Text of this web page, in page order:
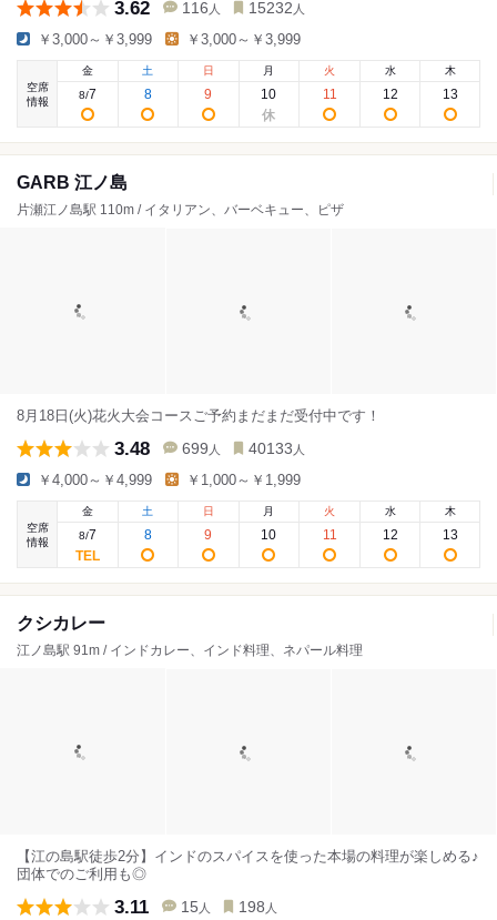
3.62 116 人 15232 人
￥3,000～￥3,999 ￥3,000～￥3,999
空席
情報
金
8/7
土
8
日
9
月
10
火
11
水
12
木
13
GARB 江ノ島
片瀬江ノ島駅 110m / イタリアン、バーベキュー、ピザ
8月18日(火)花火大会コースご予約まだまだ受付中です！
3.48 699 人 40133 人
￥4,000～￥4,999 ￥1,000～￥1,999
空席
情報
金
8/7
土
8
日
9
月
10
火
11
水
12
木
13
クシカレー
江ノ島駅 91m / インドカレー、インド料理、ネパール料理
【江の島駅徒歩2分】インドのスパイスを使った本場の料理が楽しめる♪
団体でのご利用も◎
3.11 15 人 198 人